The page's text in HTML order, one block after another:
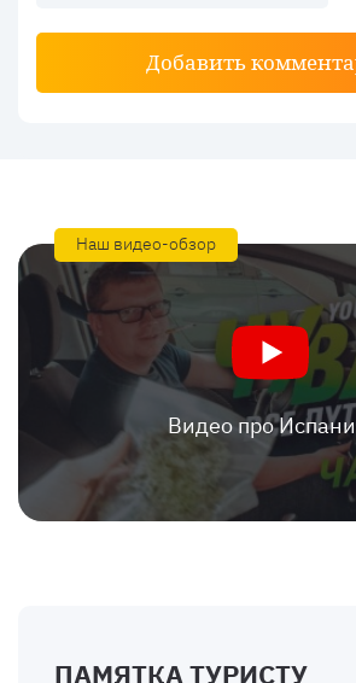
Добавить
Наш видео-обзор
Видео про
ПАМЯТКА ТУРИСТУ